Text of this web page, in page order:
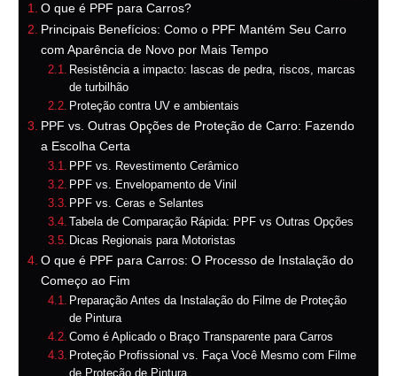
O que é PPF para Carros?
Principais Benefícios: Como o PPF Mantém Seu Carro
com Aparência de Novo por Mais Tempo
Resistência a impacto: lascas de pedra, riscos, marcas
de turbilhão
Proteção contra UV e ambientais
PPF vs. Outras Opções de Proteção de Carro: Fazendo
a Escolha Certa
PPF vs. Revestimento Cerâmico
PPF vs. Envelopamento de Vinil
PPF vs. Ceras e Selantes
Tabela de Comparação Rápida: PPF vs Outras Opções
Dicas Regionais para Motoristas
O que é PPF para Carros: O Processo de Instalação do
Começo ao Fim
Preparação Antes da Instalação do Filme de Proteção
de Pintura
Como é Aplicado o Braço Transparente para Carros
Proteção Profissional vs. Faça Você Mesmo com Filme
de Proteção de Pintura